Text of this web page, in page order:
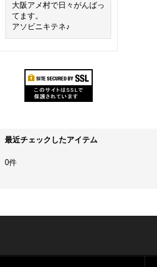
大阪アメ村で日々がんばっ
てます。
アソビニキテネ♪
最近チェックしたアイテム
0件